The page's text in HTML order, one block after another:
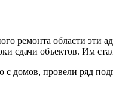
ремонта области эти
сдачи объектов. Им
с домов, провели ряд